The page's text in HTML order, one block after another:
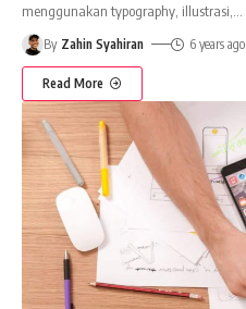
menggunakan typography, illustrasi,
By Zahin Syahiran 6 years ago
Read More